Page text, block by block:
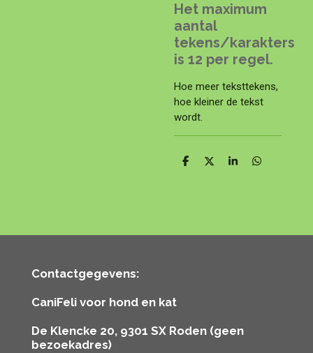
Het maximum
aantal
tekens/karakters
is 12 per regel.
Hoe meer teksttekens,
hoe kleiner de tekst
wordt.
D
D
S
D
Contactgegevens:
CaniFeli voor hond en kat
De Klencke 20, 9301 SX Roden (geen
bezoekadres)